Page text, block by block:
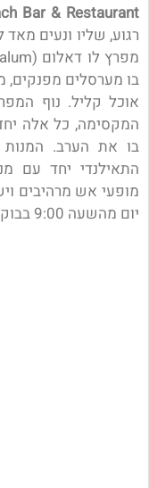
Bar & Restaurant
רגוע, שליו ונעים
בו מערסלים מפנקים,
אוכל קליל. נוף
המקסימה, כל אלה
בו את הערב.
התאילנדי יחד עם
מופעי אש מרהיבים
יום מהשעה 9:00 בבוקר ועד 2 לפנות בוקר.